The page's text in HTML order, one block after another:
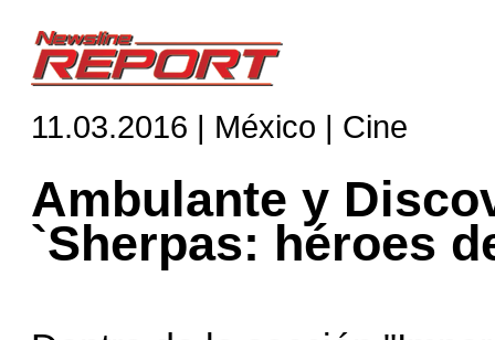
11.03.2016 | México | Cine
Ambulante y
`Sherpas: héroes